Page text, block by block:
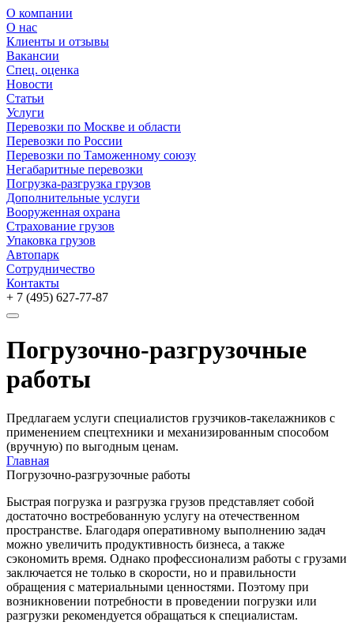
О компании
О нас
Клиенты и отзывы
Вакансии
Спец. оценка
Новости
Статьи
Услуги
Перевозки по Москве и области
Перевозки по России
Перевозки по Таможенному союзу
Негабаритные перевозки
Погрузка-разгрузка грузов
Дополнительные услуги
Вооруженная охрана
Страхование грузов
Упаковка грузов
Автопарк
Сотрудничество
Контакты
+ 7 (495) 627-77-87
Погрузочно-разгрузочные
работы
Предлагаем услуги специалистов грузчиков-такелажников с
применением спецтехники и механизированным способом
(вручную) по выгодным ценам.
Главная
Погрузочно-разгрузочные работы
Быстрая погрузка и разгрузка грузов представляет собой
достаточно востребованную услугу на отечественном
пространстве. Благодаря оперативному выполнению задач
можно увеличить продуктивность бизнеса, а также
сэкономить время. Однако профессионализм работы с грузами
заключается не только в скорости, но и правильности
обращения с материальными ценностями. Поэтому при
возникновении потребности в проведении погрузки или
разгрузки рекомендуется обращаться к специалистам.